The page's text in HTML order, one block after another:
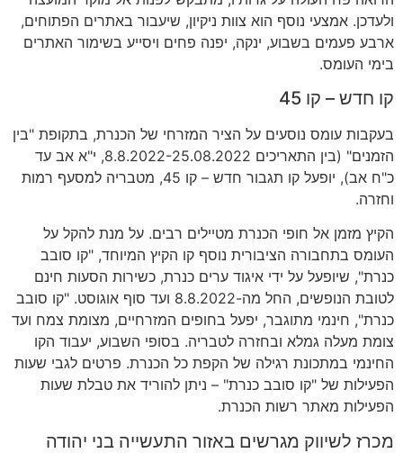
ולעדכן. אמצעי נוסף הוא צוות ניקיון, שיעבור באתרים הפתוחים,
ארבע פעמים בשבוע, ינקה, יפנה פחים ויסייע בשימור האתרים
בימי העומס.
קו חדש – קו 45
בעקבות עומס נוסעים על הציר המזרחי של הכנרת, בתקופת "בין
הזמנים" (בין התאריכים 8.8.2022-25.08.2022, י"א אב עד
כ"ח אב), יופעל קו תגבור חדש – קו 45, מטבריה למסעף רמות
וחזרה.
הקיץ מזמן אל חופי הכנרת מטיילים רבים. על מנת להקל על
העומס בתחבורה הציבורית נוסף קו הקיץ המיוחד, "קו סובב
כנרת", שיופעל על ידי איגוד ערים כנרת, כשירות הסעות חינם
לטובת הנופשים, החל מה-8.8.2022 ועד סוף אוגוסט. "קו סובב
כנרת", חינמי מתוגבר, יפעל בחופים המזרחיים, מצומת צמח ועד
צומת מעלה גמלא ובחזרה לטבריה. בסופי השבוע, יעבוד הקו
החינמי במתכונת רגילה של הקפת כל הכנרת. פרטים לגבי שעות
הפעילות של "קו סובב כנרת" – ניתן להוריד את טבלת שעות
הפעילות מאתר רשות הכנרת.
מכרז לשיווק מגרשים באזור התעשייה בני יהודה